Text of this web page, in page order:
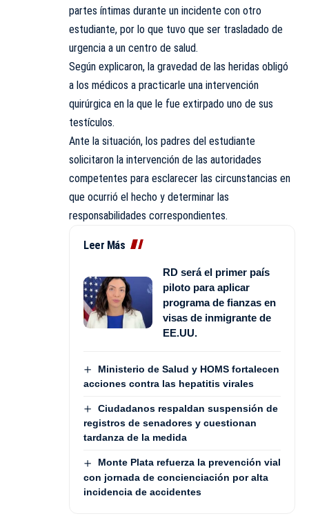
partes íntimas durante un incidente con otro
estudiante, por lo que tuvo que ser trasladado de
urgencia a un centro de salud.
Según explicaron, la gravedad de las heridas obligó
a los médicos a practicarle una intervención
quirúrgica en la que le fue extirpado uno de sus
testículos.
Ante la situación, los padres del estudiante
solicitaron la intervención de las autoridades
competentes para esclarecer las circunstancias en
que ocurrió el hecho y determinar las
responsabilidades correspondientes.
Leer Más
RD será el primer país
piloto para aplicar
programa de fianzas en
visas de inmigrante de
EE.UU.
Ministerio de Salud y HOMS fortalecen
acciones contra las hepatitis virales
Ciudadanos respaldan suspensión de
registros de senadores y cuestionan
tardanza de la medida
Monte Plata refuerza la prevención vial
con jornada de concienciación por alta
incidencia de accidentes